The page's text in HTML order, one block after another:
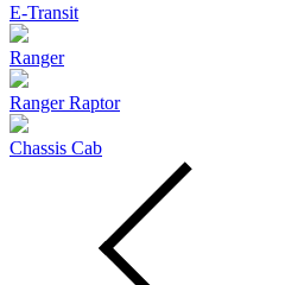
E-Transit
Ranger
Ranger Raptor
Chassis Cab